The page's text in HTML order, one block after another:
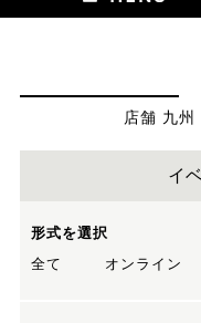
店舗 九州
イ
形式を選択
全て
オンライン